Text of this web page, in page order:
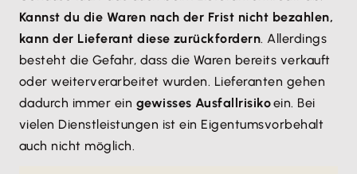
Kannst du die Waren nach der Frist nicht bezahlen,
kann der Lieferant diese zurückfordern. Allerdings
besteht die Gefahr, dass die Waren bereits verkauft
oder weiterverarbeitet wurden. Lieferanten gehen
dadurch immer ein gewisses Ausfallrisikoein. Bei
vielen Dienstleistungen ist ein Eigentumsvorbehalt
auch nicht möglich.